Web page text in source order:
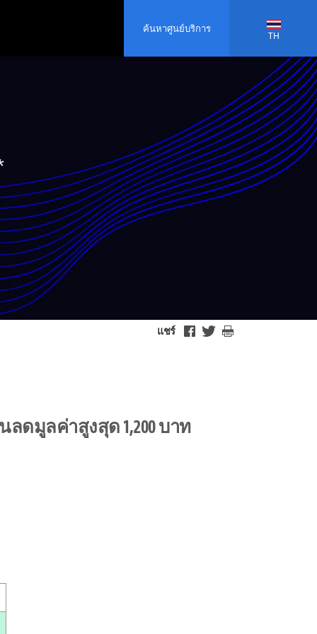
ค้นหาศูนย์บริการ
TH
แชร์
วนลดมูลค่าสูงสุด 1,200 บาท